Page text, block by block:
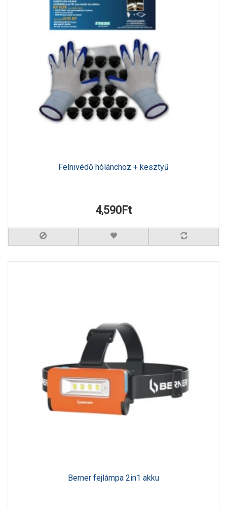
Felnivédő hólánchoz + kesztyű
4,590Ft
Berner fejlámpa 2in1 akku